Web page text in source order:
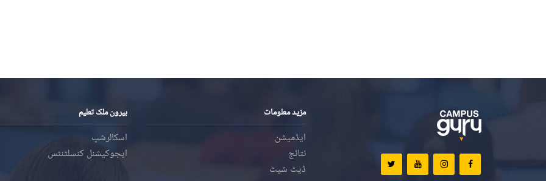
مزید معلومات
ایڈمیشن
نتائج
ڈیٹ شیٹ
بیرون ملک تعلیم
اسکالرشپ
ایجوکیشنل کنسلٹنٹس